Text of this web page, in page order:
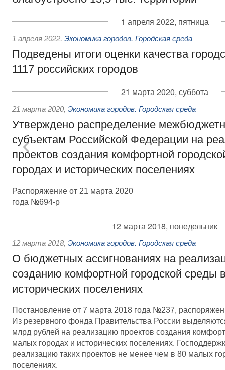
1 апреля 2022, пятница
1 апреля 2022, Экономика городов. Городская среда
Подведены итоги оценки качества
1117 российских городов
21 марта 2020, суббота
21 марта 2020, Экономика городов. Городская среда
Утверждено распределение
субъектам Российской Федерации на
проектов создания комфортной
городах и исторических поселениях
Распоряжение от 21 марта 2020
года №694-р
12 марта 2018, понедельник
12 марта 2018, Экономика городов. Городская среда
О бюджетных ассигнованиях на
созданию комфортной городской среды
исторических поселениях
Постановление от 7 марта 2018 года №237,
Из резервного фонда Правительства России
млрд рублей на реализацию проектов создания
малых городах и исторических поселениях.
реализацию таких проектов не менее чем в 80 малых
поселениях.